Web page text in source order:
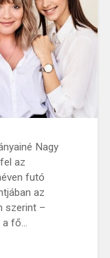
Nagy
az
futó
az
szerint –
a fő…